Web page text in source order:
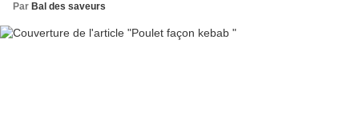
Par Bal des saveurs